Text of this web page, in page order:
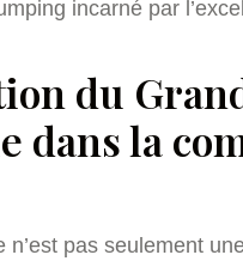
incarné par
du
dans la
pas seulement